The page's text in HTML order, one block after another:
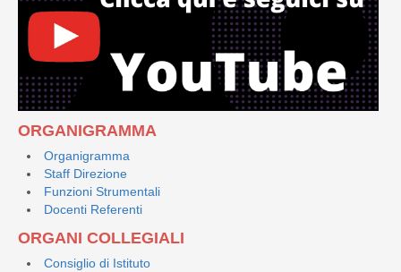
ORGANIGRAMMA
Organigramma
Staff Direzione
Funzioni Strumentali
Docenti Referenti
ORGANI COLLEGIALI
Consiglio di Istituto